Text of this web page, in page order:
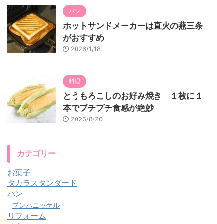
パン
ホットサンドメーカーは直火の燕三条
がおすすめ
2026/1/18
料理
とうもろこしのお好み焼き １枚に１
本でプチプチ食感が絶妙
2025/8/20
カテゴリー
お菓子
タカラスタンダード
パン
プンパニッケル
リフォーム